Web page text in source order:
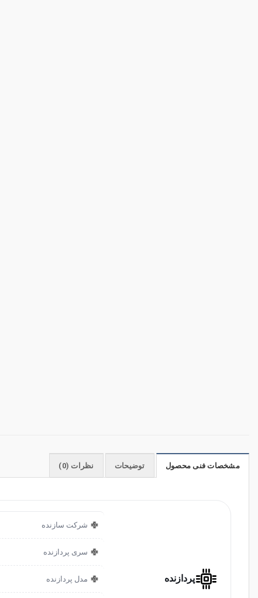
مشخصات فنی محصول توضیحات نظرات (0)
پردازنده
شرکت سازنده
سری پردازنده
مدل پردازنده